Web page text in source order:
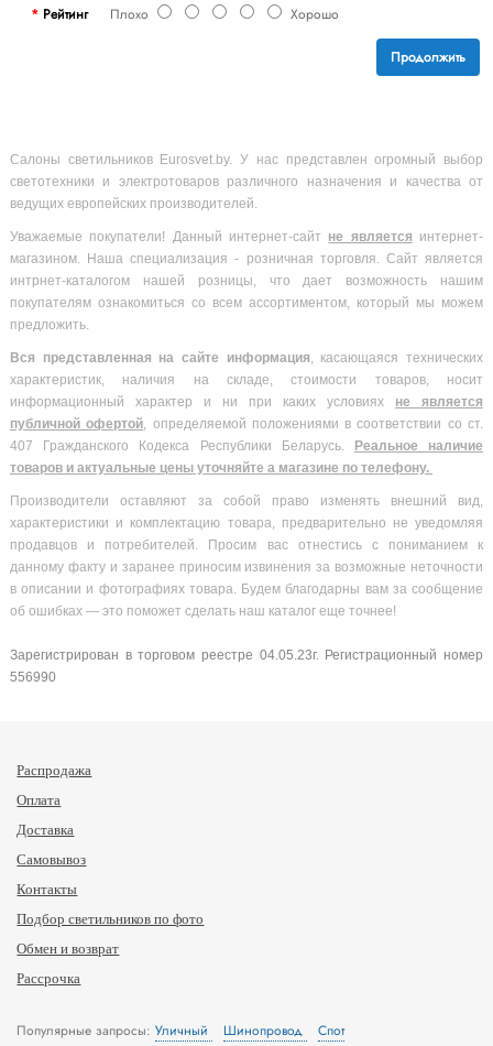
РейтингПлохо Хорошо
Продолжить
Салоны светильников Eurosvet.by. У нас представлен огромный выбор
светотехники и электротоваров различного назначения и качества от
ведущих европейских производителей.
Уважаемые покупатели! Данный интернет-сайт не является интернет-
магазином. Наша специализация - розничная торговля. Сайт является
интрнет-каталогом нашей розницы, что дает возможность нашим
покупателям ознакомиться со всем ассортиментом, который мы можем
предложить.
Вся представленная на сайте информация, касающаяся технических
характеристик, наличия на складе, стоимости товаров, носит
информационный характер и ни при каких условиях не является
публичной офертой, определяемой положениями в соответствии со ст.
407 Гражданского Кодекса Республики Беларусь.
Реальное наличие
товаров и актуальные цены уточняйте а магазине по телефону.
Производители оставляют за собой право изменять внешний вид,
характеристики и комплектацию товара, предварительно не уведомляя
продавцов и потребителей. Просим вас отнестись с пониманием к
данному факту и заранее приносим извинения за возможные неточности
в описании и фотографиях товара. Будем благодарны вам за сообщение
об ошибках — это поможет сделать наш каталог еще точнее!
Зарегистрирован в торговом реестре 04.05.23г. Регистрационный номер
556990
Распродажа
Оплата
Доставка
Самовывоз
Контакты
Подбор светильников по фото
Обмен и возврат
Рассрочка
Популярные запросы:Уличный Шинопровод Спот